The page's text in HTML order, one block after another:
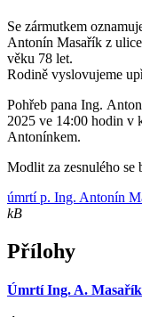
Se zármutkem
Antonín Masařík z
věku 78 let.
Rodině vyslovujeme
Pohřeb pana Ing.
2025 ve 14:00 hodin v
Antonínkem.
Modlit za zesnulého se
úmrtí p. Ing. Antonín
kB
Přílohy
Úmrtí Ing. A.